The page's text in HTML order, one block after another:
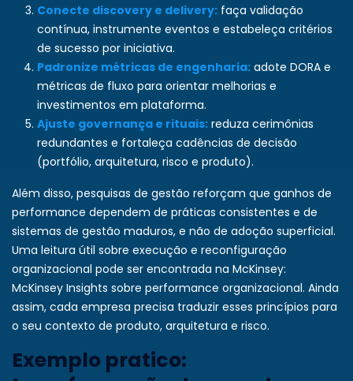
Conecte discovery e delivery: faça validação
contínua, instrumente eventos e estabeleça critérios
de sucesso por iniciativa.
Padronize métricas de engenharia: adote DORA e
métricas de fluxo para orientar melhorias e
investimentos em plataforma.
Ajuste governança e rituais: reduza cerimônias
redundantes e fortaleça cadências de decisão
(portfólio, arquitetura, risco e produto).
Além disso, pesquisas de gestão reforçam que ganhos de
performance dependem de práticas consistentes e de
sistemas de gestão maduros, e não de adoção superficial.
Uma leitura útil sobre execução e reconfiguração
organizacional pode ser encontrada na McKinsey:
McKinsey Insights sobre performance organizacional. Ainda
assim, cada empresa precisa traduzir esses princípios para
o seu contexto de produto, arquitetura e risco.
Exemplo pratico: